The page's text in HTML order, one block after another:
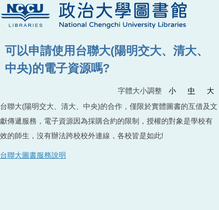
可以申請使用台聯大(陽明交大、清大、
中央)的電子資源嗎?
字體大小調整 小 中
大
台聯大(陽明交大、清大、中央)的合作，僅限於實體圖書的互借及文
獻傳遞服務，電子資源因為採購合約的限制，授權的對象是學校有
效的師生，沒有辦法跨校校外連線，各校皆是如此!
台聯大圖書服務說明